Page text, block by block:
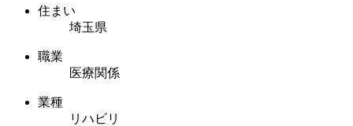
住まい
埼玉県
職業
医療関係
業種
リハビリ